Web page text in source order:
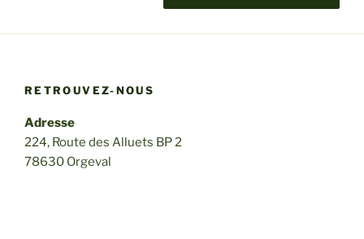
RETROUVEZ-NOUS
Adresse
224, Route des Alluets BP 2
78630 Orgeval